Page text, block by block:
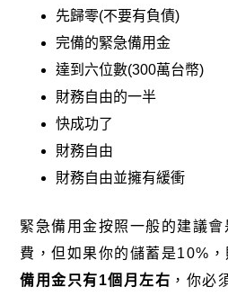
先歸零(不要有負債)
完備的緊急備用金
達到六位數(300萬台幣)
財務自由的一半
快成功了
財務自由
財務自由並擁有緩衝
緊急備用金按照一般的建議
費，但如果你的儲蓄是10%，
備用金只有1個月左右 ，你必